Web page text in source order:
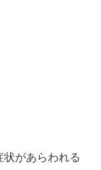
があらわれる